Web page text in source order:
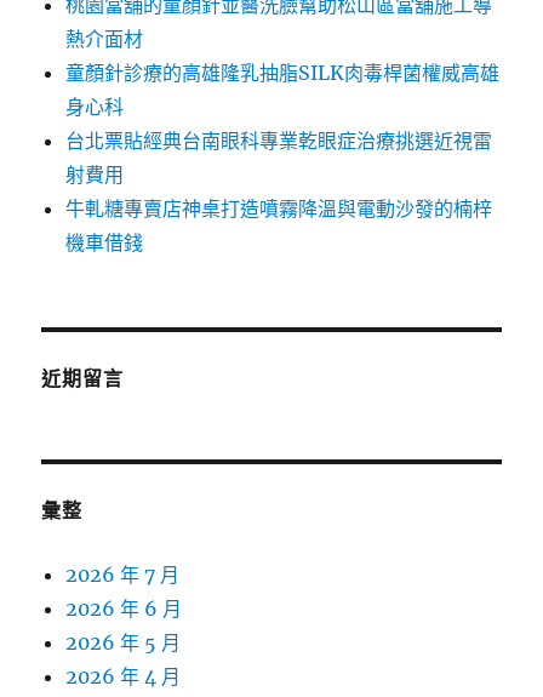
桃園當舖的童顏針並醫洗臉幫助松山區當舖施工導
熱介面材
童顏針診療的高雄隆乳抽脂SILK肉毒桿菌權威高雄
身心科
台北票貼經典台南眼科專業乾眼症治療挑選近視雷
射費用
牛軋糖專賣店神桌打造噴霧降溫與電動沙發的楠梓
機車借錢
近期留言
彙整
2026 年 7 月
2026 年 6 月
2026 年 5 月
2026 年 4 月